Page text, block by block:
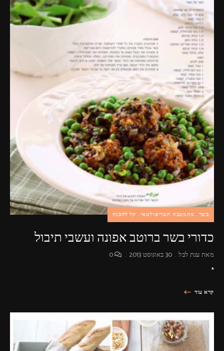
בשר מהמטבח הטריפולטאי קל להכנה
כדורי בשר ברוטב אפונה ועשבי תיבול
מאתענת לבל 30 באוגוסט 2013 0
*
קרא עוד